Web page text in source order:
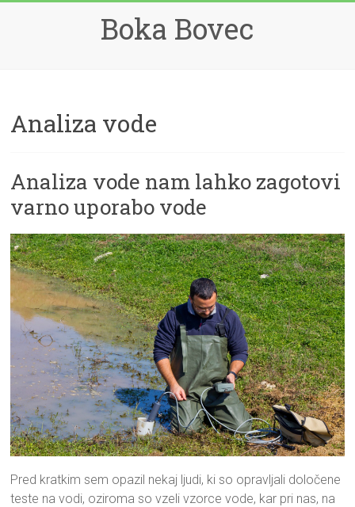
Boka Bovec
Analiza vode
Analiza vode nam lahko zagotovi
varno uporabo vode
Pred kratkim sem opazil nekaj ljudi, ki so opravljali določene
teste na vodi, oziroma so vzeli vzorce vode, kar pri nas, na